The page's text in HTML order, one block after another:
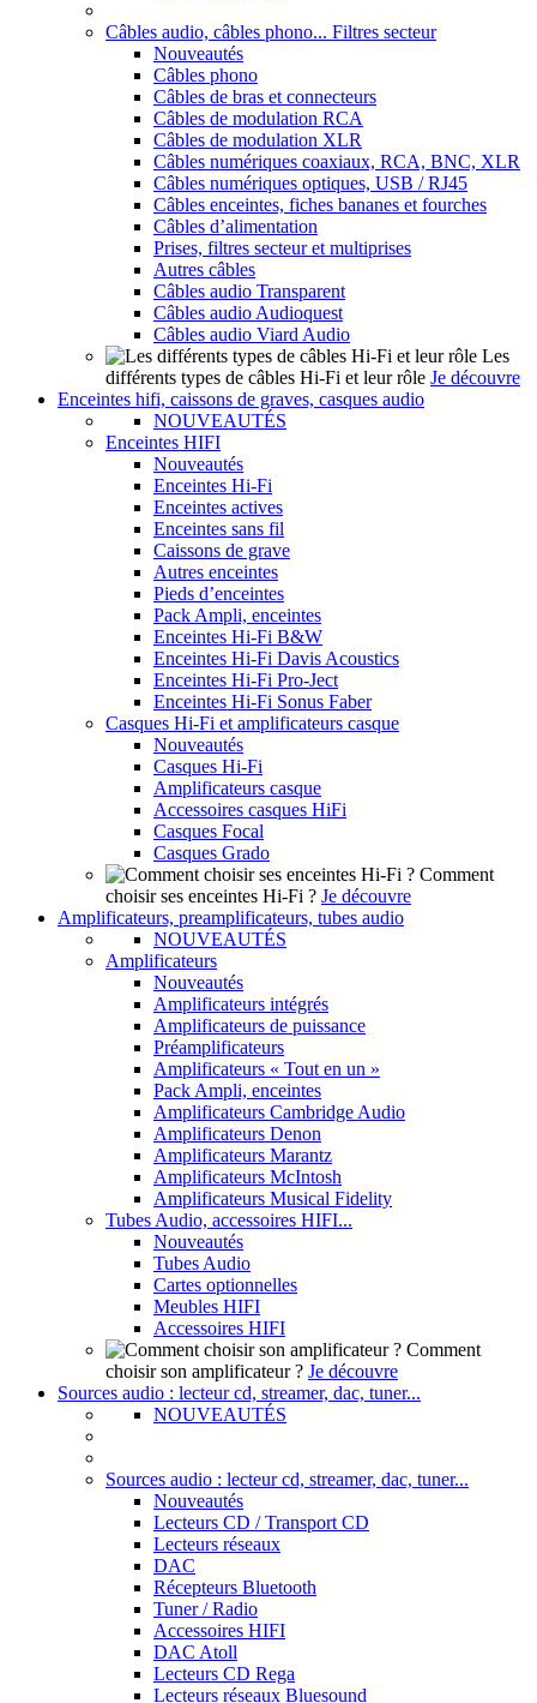
Câbles audio, câbles phono... Filtres secteur
Nouveautés
Câbles phono
Câbles de bras et connecteurs
Câbles de modulation RCA
Câbles de modulation XLR
Câbles numériques coaxiaux, RCA, BNC, XLR
Câbles numériques optiques, USB / RJ45
Câbles enceintes, fiches bananes et fourches
Câbles d’alimentation
Prises, filtres secteur et multiprises
Autres câbles
Câbles audio Transparent
Câbles audio Audioquest
Câbles audio Viard Audio
Les
différents types de câbles Hi-Fi et leur rôle Je découvre
Enceintes hifi, caissons de graves, casques audio
NOUVEAUTÉS
Enceintes HIFI
Nouveautés
Enceintes Hi-Fi
Enceintes actives
Enceintes sans fil
Caissons de grave
Autres enceintes
Pieds d’enceintes
Pack Ampli, enceintes
Enceintes Hi-Fi B&W
Enceintes Hi-Fi Davis Acoustics
Enceintes Hi-Fi Pro-Ject
Enceintes Hi-Fi Sonus Faber
Casques Hi-Fi et amplificateurs casque
Nouveautés
Casques Hi-Fi
Amplificateurs casque
Accessoires casques HiFi
Casques Focal
Casques Grado
Comment
choisir ses enceintes Hi-Fi ? Je découvre
Amplificateurs, preamplificateurs, tubes audio
NOUVEAUTÉS
Amplificateurs
Nouveautés
Amplificateurs intégrés
Amplificateurs de puissance
Préamplificateurs
Amplificateurs « Tout en un »
Pack Ampli, enceintes
Amplificateurs Cambridge Audio
Amplificateurs Denon
Amplificateurs Marantz
Amplificateurs McIntosh
Amplificateurs Musical Fidelity
Tubes Audio, accessoires HIFI...
Nouveautés
Tubes Audio
Cartes optionnelles
Meubles HIFI
Accessoires HIFI
Comment
choisir son amplificateur ? Je découvre
Sources audio : lecteur cd, streamer, dac, tuner...
NOUVEAUTÉS
Sources audio : lecteur cd, streamer, dac, tuner...
Nouveautés
Lecteurs CD / Transport CD
Lecteurs réseaux
DAC
Récepteurs Bluetooth
Tuner / Radio
Accessoires HIFI
DAC Atoll
Lecteurs CD Rega
Lecteurs réseaux Bluesound